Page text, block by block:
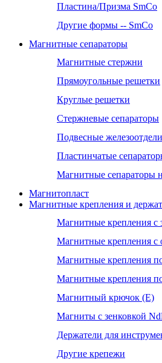
Пластина/Призма SmCo
Другие формы -- SmCo
Магнитные сепараторы
Магнитные стержни
Прямоугольные решетки
Круглые решетки
Стержневые сепараторы
Подвесные
Пластинчатые
Магнитные сепараторы
Магнитопласт
Магнитные крепления и
Магнитные крепления с
Магнитные крепления с
Магнитные крепления
Магнитные крепления
Магнитный крючок (Е)
Магниты с зенковкой
Держатели для
Другие крепежи